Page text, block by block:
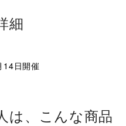
細
日開催
は、こんな商品